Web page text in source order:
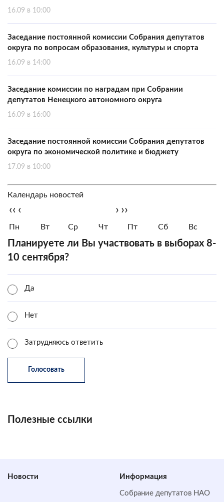
16.09 в 10:00
Заседание постоянной комиссии Собрания депутатов
округа по вопросам образования, культуры и спорта
16.09 в 14:00
Заседание комиссии по наградам при Собрании
депутатов Ненецкого автономного округа
16.09 в 16:00
Заседание постоянной комиссии Собрания депутатов
округа по экономической политике и бюджету
17.09 в 10:00
Календарь новостей
‹‹ ‹ › ››
Пн Вт Ср Чт Пт Сб Вс
Планируете ли Вы участвовать в выборах 8-
10 сентября?
Да
Нет
Затрудняюсь ответить
Полезные ссылки
Новости Информация
Собрание депутатов НАО